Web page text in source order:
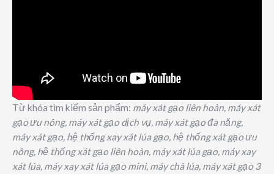
Từ khóa tìm kiếm sản phẩm: máy xát gạo liên hoàn, máy xát
gạo ưu nông, máy xát gạo dịch vụ, máy xát gạo đa năng,
máy xát gạo, hệ thống xay xát lúa gạo, hệ thống xát gạo ưu
nông, hệ thống xát gạo liên hoàn, máy xát lúa gạo, máy xay
xát lúa, máy xay xát lúa gạo mini, máy chà lúa, máy xát gạo 3